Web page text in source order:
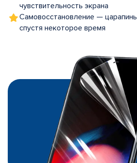
чувствительность экрана
Самовосстановление —
спустя некоторое время